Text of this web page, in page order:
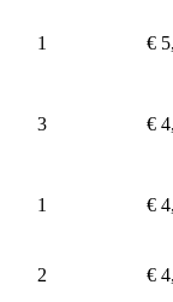
1 €
3 €
1 €
2 €